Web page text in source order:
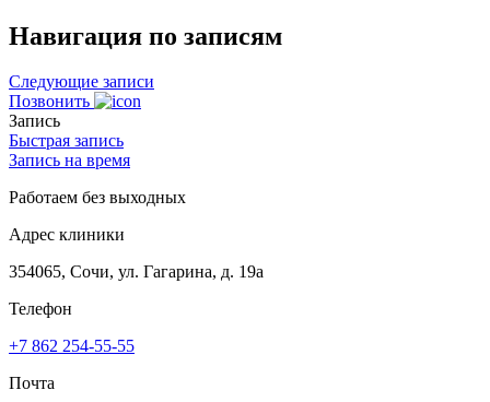
Навигация по записям
Следующие записи
Позвонить
Запись
Быстрая запись
Запись на время
Работаем без выходных
Адрес клиники
354065, Сочи, ул. Гагарина, д. 19а
Телефон
+7 862 254-55-55
Почта